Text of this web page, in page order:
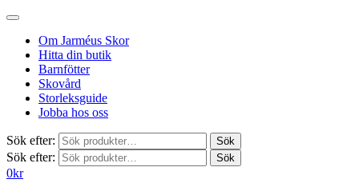
Om Jarméus Skor
Hitta din butik
Barnfötter
Skovård
Storleksguide
Jobba hos oss
Sök efter: Sök
Sök efter: Sök
0kr